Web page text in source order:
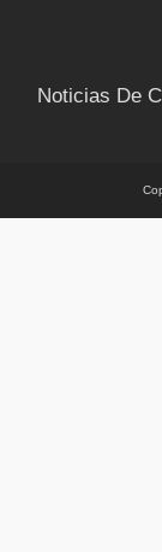
Noticias De